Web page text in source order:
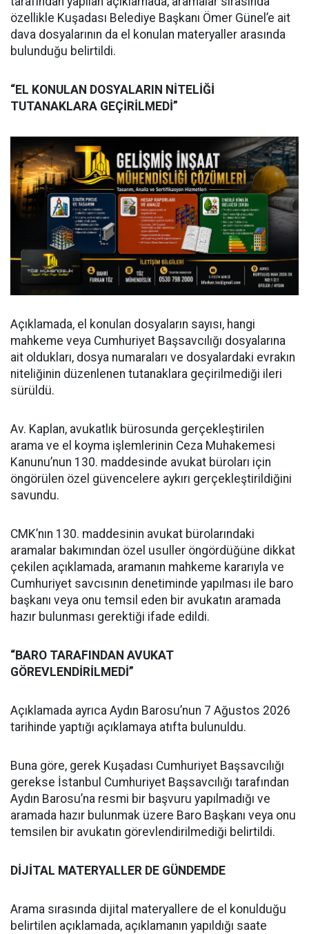
özellikle Kuşadası Belediye Başkanı Ömer Günel’e ait
dava dosyalarının da el konulan materyaller arasında
bulunduğu belirtildi.
“EL KONULAN DOSYALARIN NİTELİĞİ
TUTANAKLARA GEÇİRİLMEDİ”
Açıklamada, el konulan dosyaların sayısı, hangi
mahkeme veya Cumhuriyet Başsavcılığı dosyalarına
ait oldukları, dosya numaraları ve dosyalardaki evrakın
niteliğinin düzenlenen tutanaklara geçirilmediği ileri
sürüldü.
Av. Kaplan, avukatlık bürosunda gerçekleştirilen
arama ve el koyma işlemlerinin Ceza Muhakemesi
Kanunu’nun 130. maddesinde avukat büroları için
öngörülen özel güvencelere aykırı gerçekleştirildiğini
savundu.
CMK’nın 130. maddesinin avukat bürolarındaki
aramalar bakımından özel usuller öngördüğüne dikkat
çekilen açıklamada, aramanın mahkeme kararıyla ve
Cumhuriyet savcısının denetiminde yapılması ile baro
başkanı veya onu temsil eden bir avukatın aramada
hazır bulunması gerektiği ifade edildi.
“BARO TARAFINDAN AVUKAT
GÖREVLENDİRİLMEDİ”
Açıklamada ayrıca Aydın Barosu’nun 7 Ağustos 2026
tarihinde yaptığı açıklamaya atıfta bulunuldu.
Buna göre, gerek Kuşadası Cumhuriyet Başsavcılığı
gerekse İstanbul Cumhuriyet Başsavcılığı tarafından
Aydın Barosu’na resmi bir başvuru yapılmadığı ve
aramada hazır bulunmak üzere Baro Başkanı veya onu
temsilen bir avukatın görevlendirilmediği belirtildi.
DİJİTAL MATERYALLER DE GÜNDEMDE
Arama sırasında dijital materyallere de el konulduğu
belirtilen açıklamada, açıklamanın yapıldığı saate